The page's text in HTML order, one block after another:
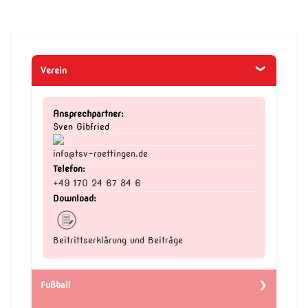
Verein
Ansprechpartner:
Sven Gibfried
info@tsv-roettingen.de
Telefon:
+49 170 24 67 84 6
Download:
Beitrittserklärung und Beiträge
Fußball